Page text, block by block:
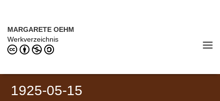
MARGARETE OEHM
Werkverzeichnis
1925-05-15